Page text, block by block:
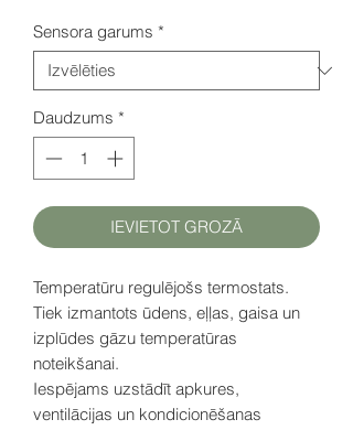
Sensora garums *
Daudzums *
IEVIETOT GROZĀ
Temperatūru regulējošs termostats.
Tiek izmantots ūdens, eļļas, gaisa un
izplūdes gāzu temperatūras
noteikšanai.
Iespējams uzstādīt apkures,
ventilācijas un kondicionēšanas